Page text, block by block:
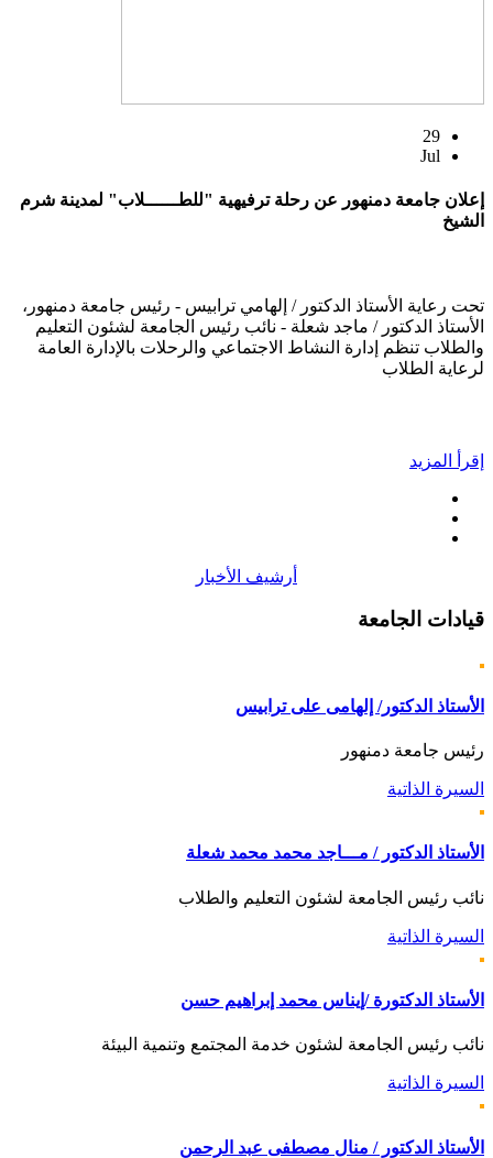
29
Jul
إعلان جامعة دمنهور عن رحلة ترفيهية "للطــــــلاب" لمدينة شرم
الشيخ
تحت رعاية الأستاذ الدكتور / إلهامي ترابيس - رئيس جامعة دمنهور،
الأستاذ الدكتور / ماجد شعلة - نائب رئيس الجامعة لشئون التعليم
والطلاب تنظم إدارة النشاط الاجتماعي والرحلات بالإدارة العامة
لرعاية الطلاب
إقرأ المزيد
أرشيف الأخبار
قيادات الجامعة
الأستاذ الدكتور/ إلهامى على ترابيس
رئيس جامعة دمنهور
السيرة الذاتية
الأستاذ الدكتور / مـــاجد محمد محمد شعلة
نائب رئيس الجامعة لشئون التعليم والطلاب
السيرة الذاتية
الأستاذ الدكتورة /إيناس محمد إبراهيم حسن
نائب رئيس الجامعة لشئون خدمة المجتمع وتنمية البيئة
السيرة الذاتية
الأستاذ الدكتور / منال مصطفى عبد الرحمن